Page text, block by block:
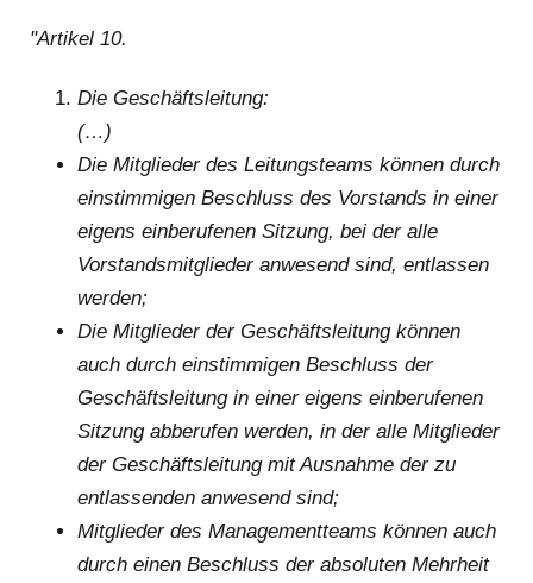
"Artikel 10.
Die Geschäftsleitung:
(…)
Die Mitglieder des Leitungsteams können durch
einstimmigen Beschluss des Vorstands in einer
eigens einberufenen Sitzung, bei der alle
Vorstandsmitglieder anwesend sind, entlassen
werden;
Die Mitglieder der Geschäftsleitung können
auch durch einstimmigen Beschluss der
Geschäftsleitung in einer eigens einberufenen
Sitzung abberufen werden, in der alle Mitglieder
der Geschäftsleitung mit Ausnahme der zu
entlassenden anwesend sind;
Mitglieder des Managementteams können auch
durch einen Beschluss der absoluten Mehrheit